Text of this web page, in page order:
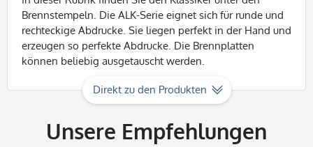
Brennstempeln. Die ALK-Serie eignet sich für runde und
rechteckige Abdrucke. Sie liegen perfekt in der Hand und
erzeugen so perfekte Abdrucke. Die Brennplatten
können beliebig ausgetauscht werden.
Direkt zu den Produkten
Unsere Empfehlungen